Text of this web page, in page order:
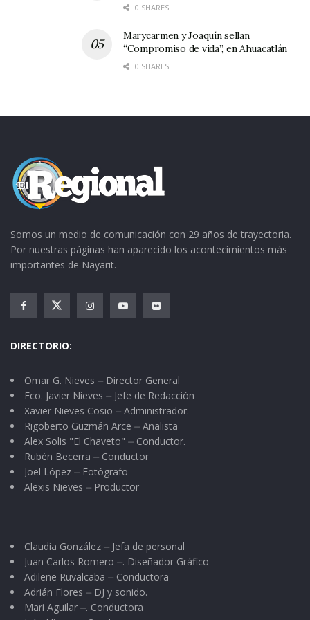
0 SHARES
Marycarmen y Joaquín sellan
“Compromiso de vida”, en Ahuacatlán
0 SHARES
Somos un medio de comunicación con 29 años de trayectoria.
Por nuestras páginas han aparecido los acontecimientos más
importantes de Nayarit.
DIRECTORIO:
Omar G. Nieves ⏤ Director General
Fco. Javier Nieves ⏤ Jefe de Redacción
Xavier Nieves Cosio ⏤ Administrador.
Rigoberto Guzmán Arce ⏤ Analista
Alex Solis "El Chaveto" ⏤ Conductor.
Rubén Becerra ⏤ Conductor
Joel López ⏤ Fotógrafo
Alexis Nieves ⏤ Productor
Claudia González ⏤ Jefa de personal
Juan Carlos Romero ⏤. Diseñador Gráfico
Adilene Ruvalcaba ⏤ Conductora
Adrián Flores ⏤ DJ y sonido.
Mari Aguilar ⏤. Conductora